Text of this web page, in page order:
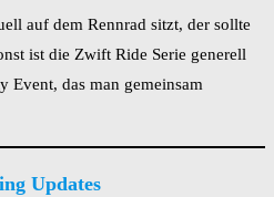
auf dem Rennrad sitzt, der sollte
ist die Zwift Ride Serie generell
Event, das man gemeinsam
Updates